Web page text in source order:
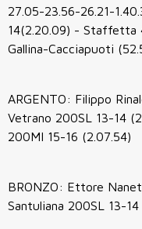
27.05-23.56-26.21-
14(2.20.09) - Staffetta
Gallina-Cacciapuoti
ARGENTO: Filippo
Vetrano 200SL 13-14
200MI 15-16 (2.07.54)
BRONZO: Ettore
Santuliana 200SL 13-